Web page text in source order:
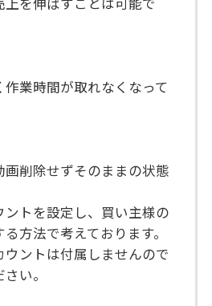
業時間が取れなくなって
画削除せずそのままの状態
ントを設定し、買い主様の
方法で考えております。
ウントは付属しませんので
い。